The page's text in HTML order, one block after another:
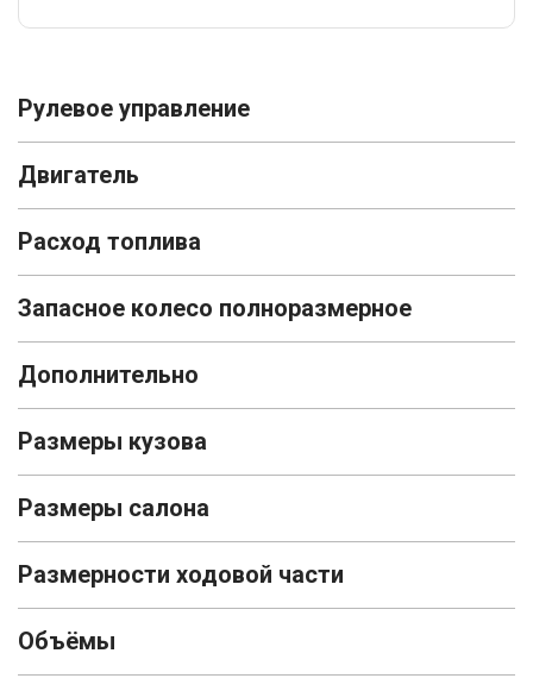
Рулевое управление
Двигатель
Расход топлива
Запасное колесо полноразмерное
Дополнительно
Размеры кузова
Размеры салона
Размерности ходовой части
Объёмы